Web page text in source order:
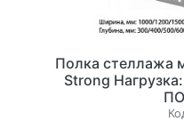
Полка стеллажа
Strong